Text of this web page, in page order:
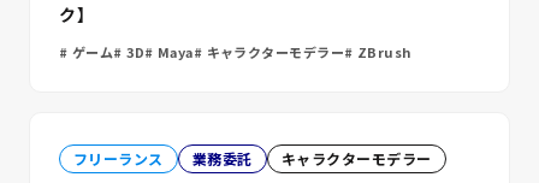
ク】
ゲーム 3D Maya キャラクターモデラー ZBrush
フリーランス 業務委託 キャラクターモデラー